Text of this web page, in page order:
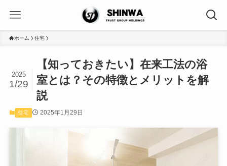
ホーム 住宅
【知っておきたい】在来工法の浴
室とは？その特徴とメリットを解
説
2025
1/29
住宅 2025年1月29日